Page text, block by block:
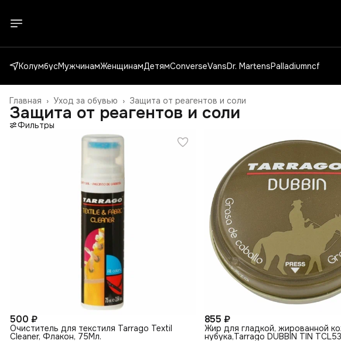
КолумбусМужчинамЖенщинамДетямConverseVansDr. MartensPalladiumncf
Защита от реагентов и соли
Уход за обувью ›
Главная ›
Защита от реагентов и соли
Фильтры
500 ₽
Очиститель для текстиля Tarrago Textil
Cleaner, Флакон, 75Мл.
855 ₽
Жир для гладкой, жированной
нубука,Tarrago DUBBIN TIN